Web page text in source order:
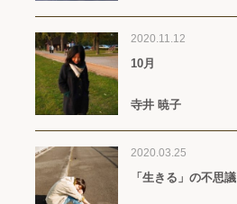
2020.11.12
10月
寺井 暁子
2020.03.25
「生きる」の不思議